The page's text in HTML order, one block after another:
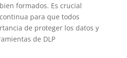
formados. Es crucial
para que todos
de proteger los datos y
de DLP